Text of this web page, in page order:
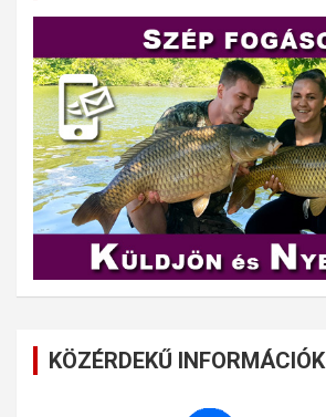
KÖZÉRDEKŰ INFORMÁCIÓK